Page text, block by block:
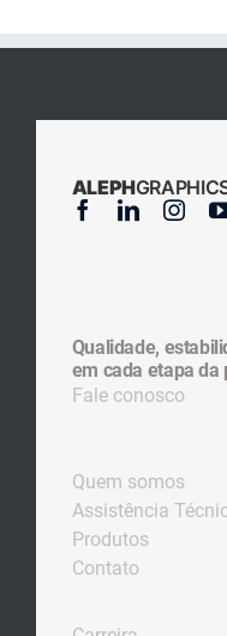
ALEPH
Qualidade,
em cada etapa
Fale conosco
Quem somos
Assistência
Produtos
Contato